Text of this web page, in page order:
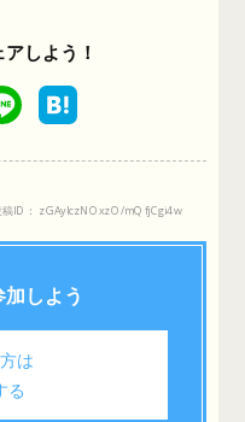
しよう！
稿ID： zGAyIczNOxzO/mQfjCgi4w
加しよう
は
る